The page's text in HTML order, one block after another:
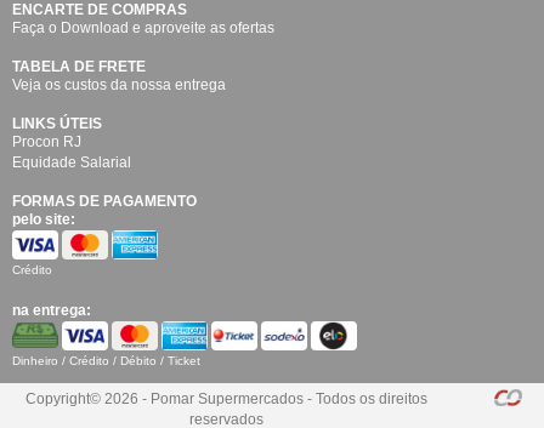
ENCARTE DE COMPRAS
Faça o Download e aproveite as ofertas
TABELA DE FRETE
Veja os custos da nossa entrega
LINKS ÚTEIS
Procon RJ
Equidade Salarial
FORMAS DE PAGAMENTO
pelo site:
Crédito
na entrega:
Dinheiro / Crédito / Débito / Ticket
Copyright© 2026 - Pomar Supermercados - Todos os direitos
reservados